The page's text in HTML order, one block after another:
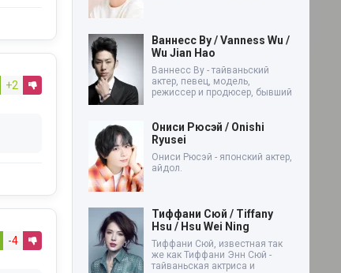
+2
-4
Ваннесс Ву / Vanness Wu /
Wu Jian Hao
Ваннесс Ву - тайваньский
актер, певец, модель,
режиссер и продюсер, бывший
Ониси Рюсэй / Onishi
Ryusei
Ониси Рюсэй - японский актер,
айдол.
Тиффани Сюй / Tiffany
Hsu / Hsu Wei Ning
Тиффани Сюй, известная так
же как Тиффани Энн Сюй -
тайваньская актриса и